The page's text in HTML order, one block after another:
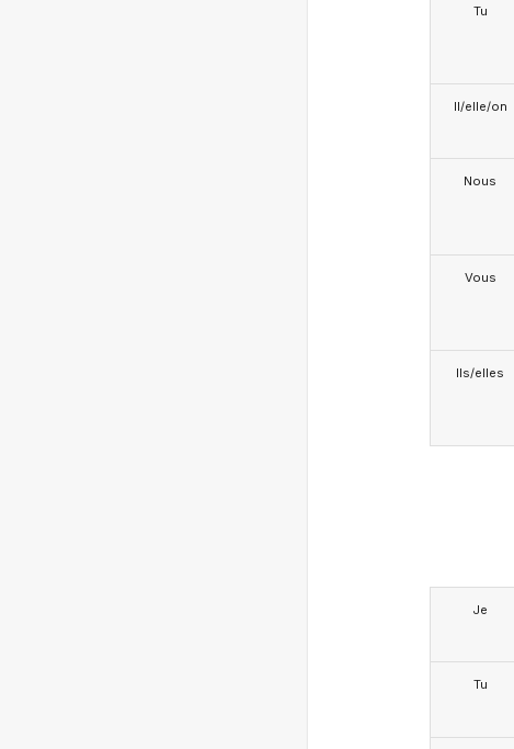
Tu
Il/elle/on
Nous
Vous
Ils/elles
Je
Tu